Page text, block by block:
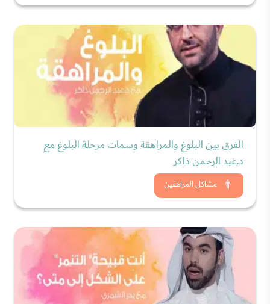
مشاكل المراهقين
الفرق بين البلوغ والمراهقة وسمات مرحلة البلوغ مع
د.عبد الرحمن ذاكر
شاهد الان